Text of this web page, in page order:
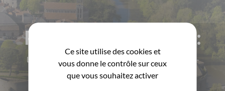
Pour rester informé :
La ville de Clisson vous informe régulièrement par e-
Ce site utilise des cookies et
vous donne le contrôle sur ceux
que vous souhaitez activer